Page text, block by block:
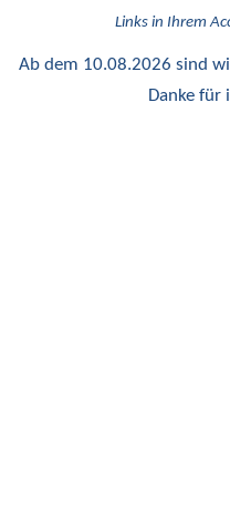
Links in Ihrem
Ab dem 10.08.2026 sind
Danke für